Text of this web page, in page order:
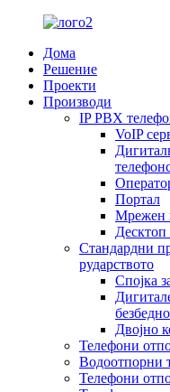
Дома
Решение
Проекти
Производи
IP PBX
VoIP
Портал
Мрежен
Десктоп
Стандардни
рударството
Спојка
Двојно
Телефони
Водоотпорни
Телефони